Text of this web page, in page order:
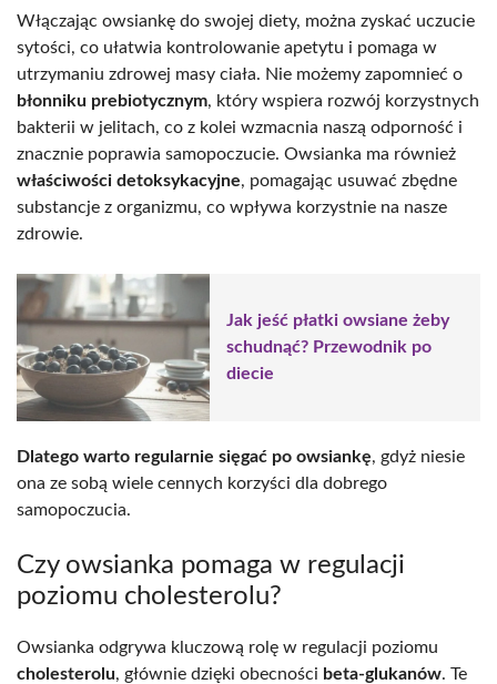
Włączając owsiankę do swojej diety, można zyskać uczucie
sytości, co ułatwia kontrolowanie apetytu i pomaga w
utrzymaniu zdrowej masy ciała. Nie możemy zapomnieć o
błonniku prebiotycznym, który wspiera rozwój korzystnych
bakterii w jelitach, co z kolei wzmacnia naszą odporność i
znacznie poprawia samopoczucie. Owsianka ma również
właściwości detoksykacyjne, pomagając usuwać zbędne
substancje z organizmu, co wpływa korzystnie na nasze
zdrowie.
Jak jeść płatki owsiane żeby
schudnąć? Przewodnik po
diecie
Dlatego warto regularnie sięgać po owsiankę, gdyż niesie
ona ze sobą wiele cennych korzyści dla dobrego
samopoczucia.
Czy owsianka pomaga w regulacji
poziomu cholesterolu?
Owsianka odgrywa kluczową rolę w regulacji poziomu
cholesterolu, głównie dzięki obecności beta-glukanów. Te